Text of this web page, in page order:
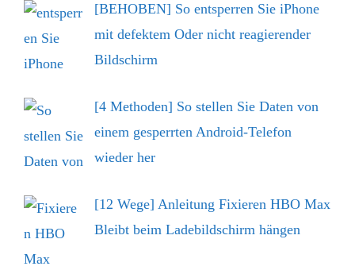
[BEHOBEN] So entsperren Sie iPhone
mit defektem Oder nicht reagierender
Bildschirm
[4 Methoden] So stellen Sie Daten von
einem gesperrten Android-Telefon
wieder her
[12 Wege] Anleitung Fixieren HBO Max
Bleibt beim Ladebildschirm hängen